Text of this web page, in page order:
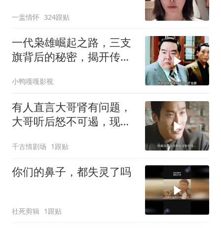
一盅情怀 324跟贴
一代枭雄崛起之路，三支
旗背后的秘密，揭开传奇
小鸭嘎嘎影视
有人直言大哥肾有问题，
大哥听后怒不可遏，现场
千古情剧场 1跟贴
你们的鼻子，都失灵了吗
社死剪辑 1跟贴